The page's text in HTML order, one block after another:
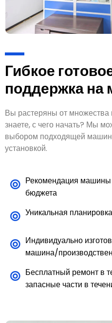
Гибкое
поддержка на
Вы растеряны от множества
знаете, с чего начать? Мы
выбором подходящей
установкой.
Рекомендация машины
бюджета
Уникальная
Индивидуально
машина/
Бесплатный ремонт в
запасные части в